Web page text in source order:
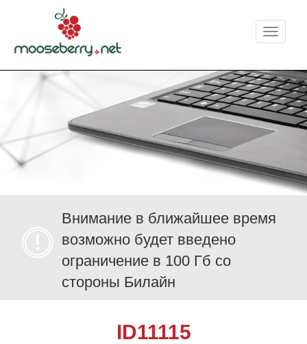
Меню
Внимание в ближайшее время
возможно будет введено
ограничение в 100 Гб со
стороны Билайн
ID11115